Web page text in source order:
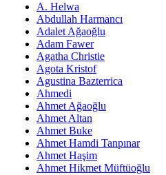
A. Helwa
Abdullah Harmancı
Adalet Ağaoğlu
Adam Fawer
Agatha Christie
Agota Kristof
Agustina Bazterrica
Ahmedi
Ahmet Ağaoğlu
Ahmet Altan
Ahmet Buke
Ahmet Hamdi Tanpınar
Ahmet Haşim
Ahmet Hikmet Müftüoğlu